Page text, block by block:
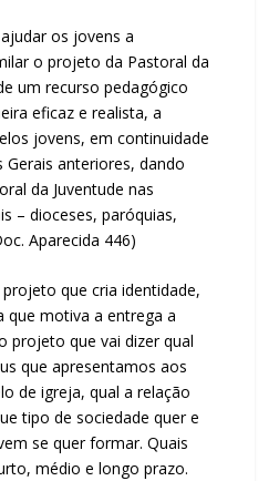
os jovens a
o projeto da Pastoral da
um recurso pedagógico
eficaz e realista, a
jovens, em continuidade
Gerais anteriores, dando
da Juventude nas
– dioceses, paróquias,
Aparecida 446)
projeto que cria identidade,
que motiva a entrega a
projeto que vai dizer qual
que apresentamos aos
de igreja, qual a relação
tipo de sociedade quer e
se quer formar. Quais
médio e longo prazo.